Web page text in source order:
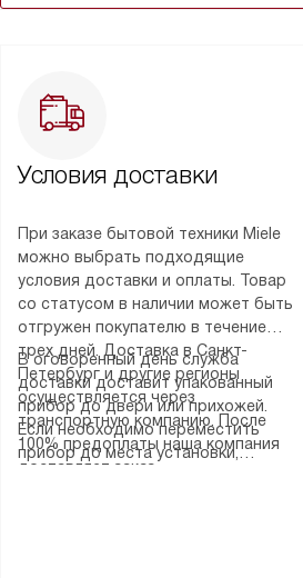
Условия доставки
При заказе бытовой техники Miele
можно выбрать подходящие
условия доставки и оплаты. Товар
со статусом в наличии может быть
отгружен покупателю в течение
трех дней. Доставка в Санкт-
Петербург и другие регионы
осуществляется через
транспортную компанию. После
100% предоплаты наша компания
доставляет заказ
В оговоренный день служба
доставки доставит упакованный
прибор до двери или прихожей.
Если необходимо переместить
прибор до места установки,